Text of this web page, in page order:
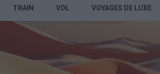
TRAIN VOL VOYAGES DE LUXE